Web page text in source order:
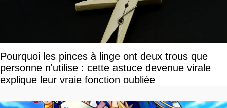
Pourquoi les pinces à linge ont deux trous que
personne n'utilise : cette astuce devenue virale
explique leur vraie fonction oubliée